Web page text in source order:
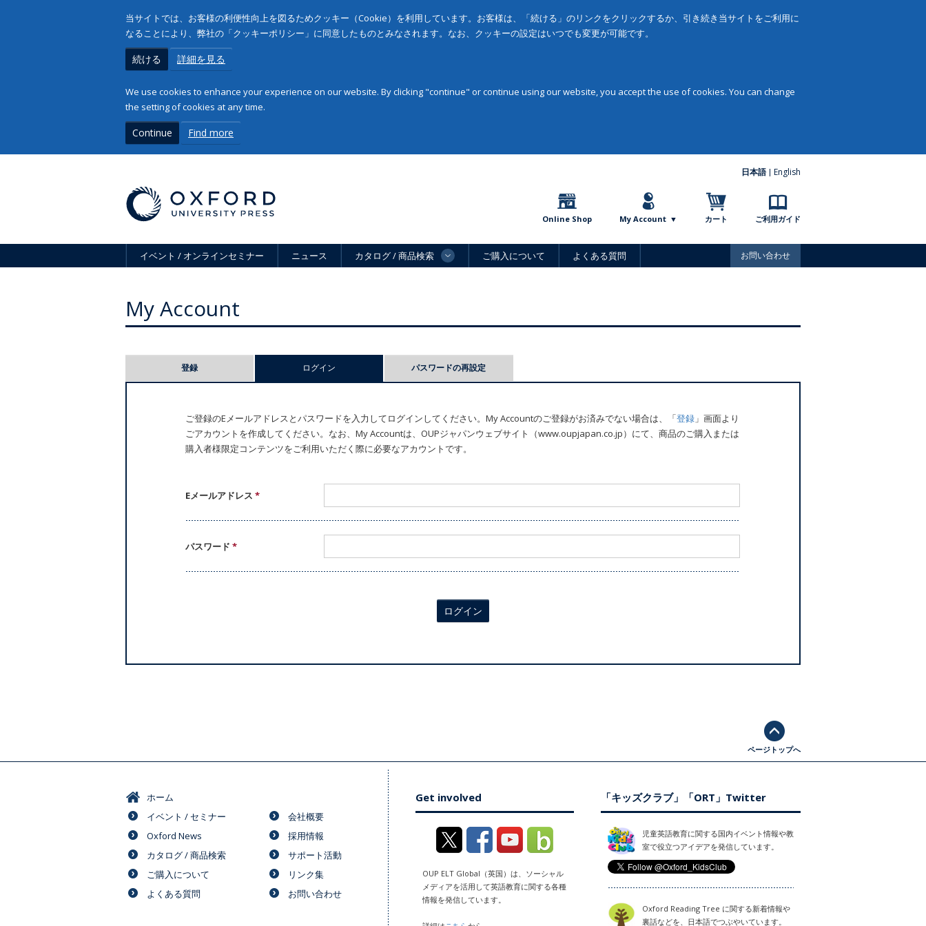
当サイトでは、お客様の利便性向上を図るためクッキー（Cookie）を利用しています。お客様は、「続ける」のリンクをクリックするか、引き続き当サイトをご利用に
なることにより、弊社の「クッキーポリシー」に同意したものとみなされます。なお、クッキーの設定はいつでも変更が可能です。
続ける 詳細を見る
We use cookies to enhance your experience on our website. By clicking "continue" or continue using our website, you accept the use of cookies. You can change
the setting of cookies at any time.
Continue Find more
日本語 English
Online Shop My Account カート ご利用ガイド
イベント / オンラインセミナー ニュース カタログ / 商品検索 ご購入について よくある質問 お問い合わせ
My Account
登録 ログイン パスワードの再設定
ご登録のEメールアドレスとパスワードを入力してログインしてください。My Accountのご登録がお済みでない場合は、「登録 」画面より
ごアカウントを作成してください。なお、My Accountは、OUPジャパンウェブサイト（www.oupjapan.co.jp）にて、商品のご購入または
購入者様限定コンテンツをご利用いただく際に必要なアカウントです。
Eメールアドレス*
パスワード*
ログイン
ページトップへ
ホーム
イベント / セミナー
Oxford News
カタログ / 商品検索
ご購入について
よくある質問
会社概要
採用情報
サポート活動
リンク集
お問い合わせ
Get involved
OUP ELT Global（英国）は、ソーシャル
メディアを活用して英語教育に関する各種
情報を発信しています。
「キッズクラブ」「ORT」Twitter
児童英語教育に関する国内イベント情報や教
室で役立つアイデアを発信しています。
Oxford Reading Tree に関する新着情報や
裏話などを、日本語でつぶやいています。